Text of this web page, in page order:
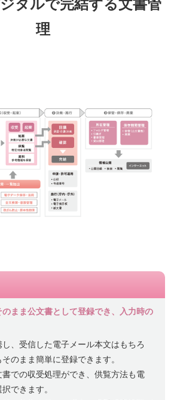
タルで完結する文書管
理
まま公文書として登録でき、入力時の
、受信した電子メール本文はもちろ
のまま簡単に登録できます。
での収受処理ができ、供覧方法も電
できます。